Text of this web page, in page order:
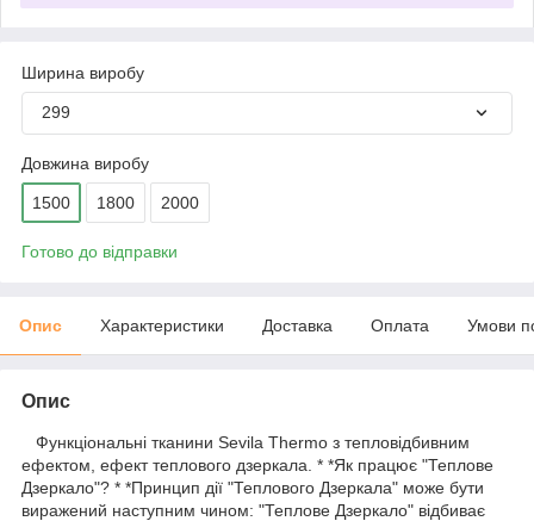
Ширина виробу
299
Довжина виробу
1500 1800 2000
Готово до відправки
Опис Характеристики Доставка Оплата Умови
Опис
Функціональні тканини Sevila Thermo з тепловідбивним
ефектом, ефект теплового дзеркала. * *Як працює "Теплове
Дзеркало"? * *Принцип дії "Теплового Дзеркала" може бути
виражений наступним чином: "Теплове Дзеркало" відбиває